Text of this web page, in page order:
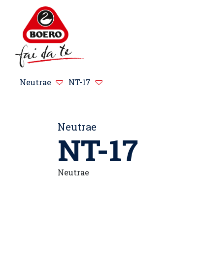
Neutrae NT-17
Neutrae
NT-17
Neutrae